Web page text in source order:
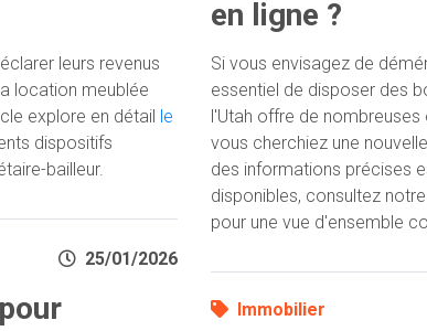
leurs revenus
location meublée
explore en détail le
dispositifs
bailleur.
25/01/2026
en ligne ?
Si vous envisagez de
essentiel de disposer des
l'Utah offre de
vous cherchiez une
des informations précises
disponibles, consultez
pour une vue d'ensemble
Immobilier